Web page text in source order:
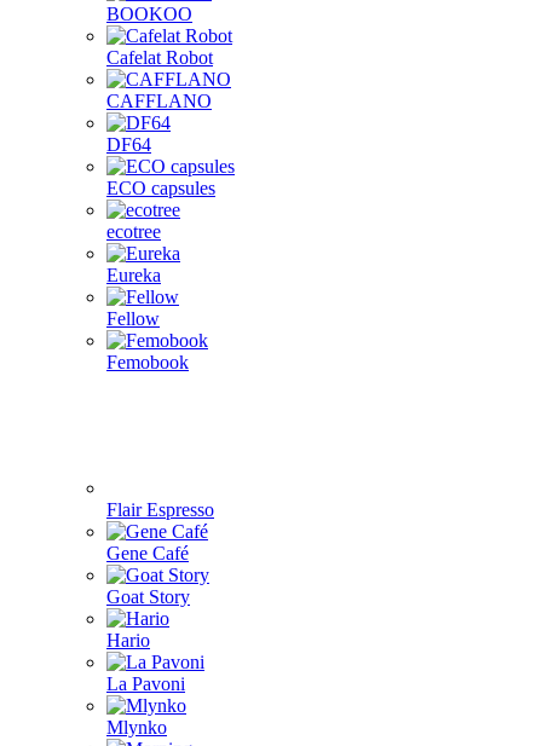
BOOKOO
Cafelat Robot
CAFFLANO
DF64
ECO capsules
ecotree
Eureka
Fellow
Femobook
Flair Espresso
Gene Café
Goat Story
Hario
La Pavoni
Mlynko